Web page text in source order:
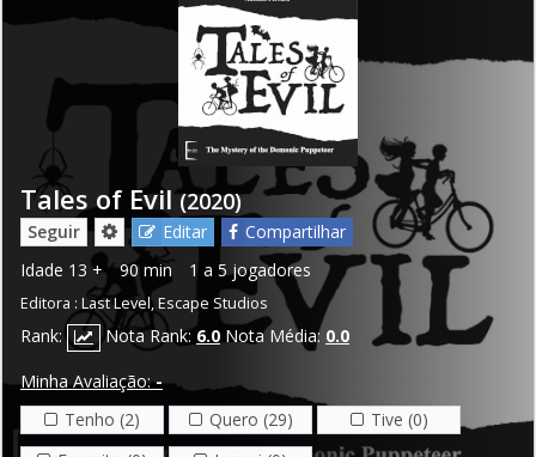
Tales of Evil (2020)
Seguir Editar
Compartilhar
Idade 13 + 90 min 1 a 5 jogadores
Editora : Last Level,Escape Studios
Rank: Nota Rank: 6.0 Nota Média: 0.0
Minha Avaliação:-
Tenho (2)
Quero (29)
Tive (0)